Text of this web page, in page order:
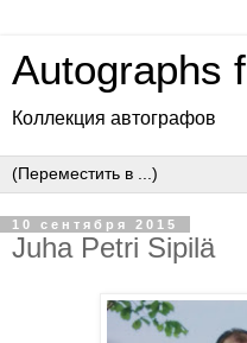
Autographs
Коллекция автографов
10 сентября 2015
Juha Petri Sipilä